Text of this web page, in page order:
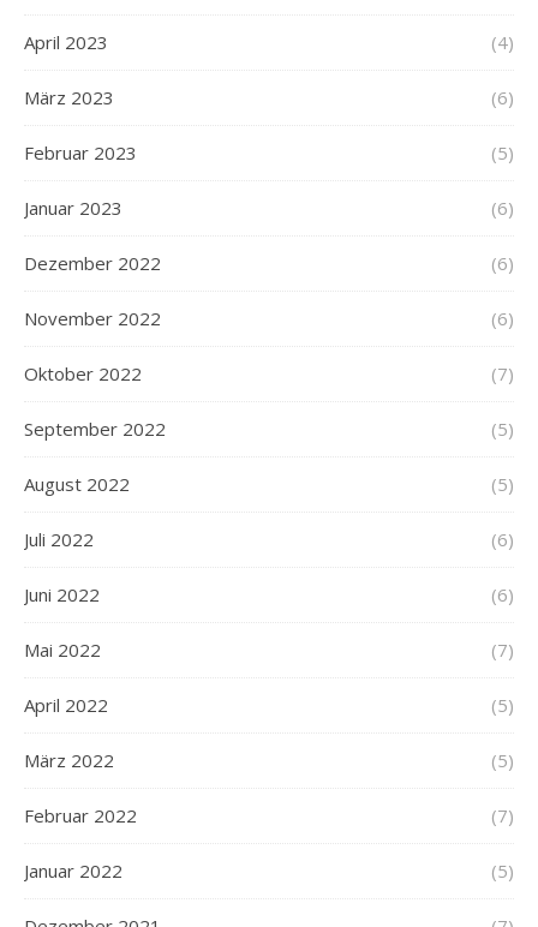
April 2023 (4)
März 2023 (6)
Februar 2023 (5)
Januar 2023 (6)
Dezember 2022 (6)
November 2022 (6)
Oktober 2022 (7)
September 2022 (5)
August 2022 (5)
Juli 2022 (6)
Juni 2022 (6)
Mai 2022 (7)
April 2022 (5)
März 2022 (5)
Februar 2022 (7)
Januar 2022 (5)